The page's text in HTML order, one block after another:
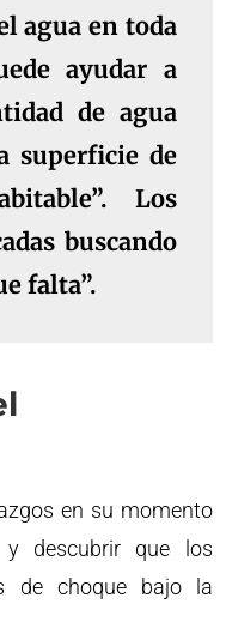
agua en toda
ayudar a
de agua
superficie de
Los
buscando
falta”.
en su momento
descubrir que los
de choque bajo la